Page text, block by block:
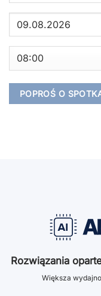
Rozwiązania
Większa